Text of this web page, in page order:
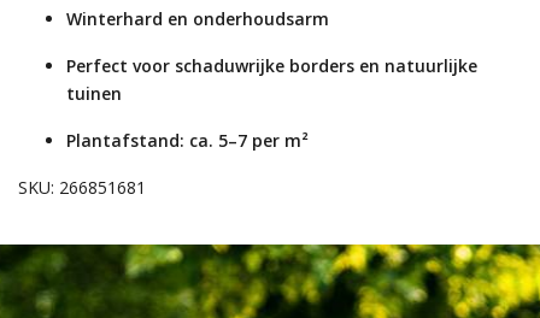
Winterhard en onderhoudsarm
Perfect voor schaduwrijke borders en natuurlijke
tuinen
Plantafstand: ca. 5–7 per m²
SKU: 266851681